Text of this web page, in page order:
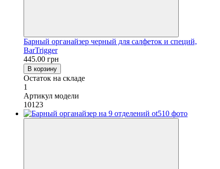
Барный органайзер черный для салфеток и специй,
BarTrigger
445.00 грн
В корзину
Остаток на складе
1
Артикул модели
10123